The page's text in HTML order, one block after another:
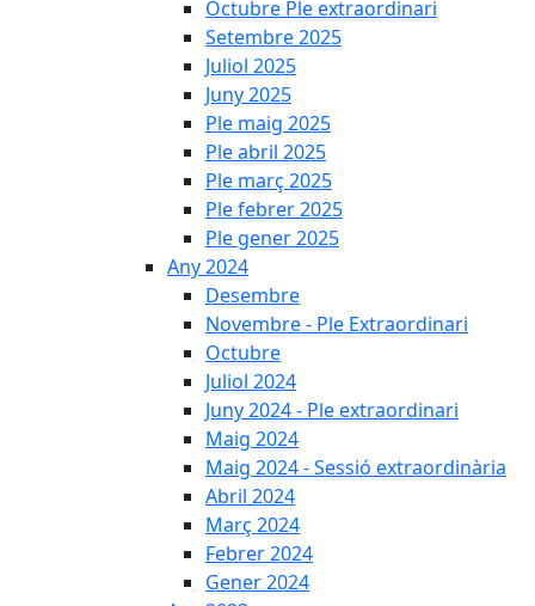
Octubre Ple extraordinari
Setembre 2025
Juliol 2025
Juny 2025
Ple maig 2025
Ple abril 2025
Ple març 2025
Ple febrer 2025
Ple gener 2025
Any 2024
Desembre
Novembre - Ple Extraordinari
Octubre
Juliol 2024
Juny 2024 - Ple extraordinari
Maig 2024
Maig 2024 - Sessió extraordinària
Abril 2024
Març 2024
Febrer 2024
Gener 2024